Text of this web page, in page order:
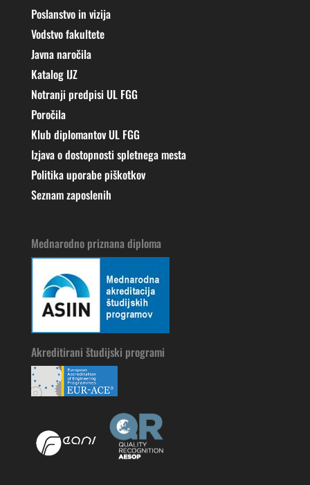
Poslanstvo in vizija
Vodstvo fakultete
Javna naročila
Katalog IJZ
Notranji predpisi UL FGG
Poročila
Klub diplomantov UL FGG
Izjava o dostopnosti spletnega mesta
Politika uporabe piškotkov
Seznam zaposlenih
Mednarodno priznana diploma
Akreditirani študijski programi